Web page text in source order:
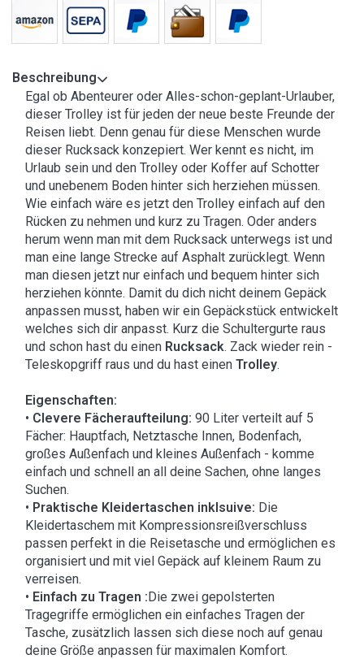
Beschreibung
Egal ob Abenteurer oder Alles-schon-geplant-Urlauber,
dieser Trolley ist für jeden der neue beste Freunde der
Reisen liebt. Denn genau für diese Menschen wurde
dieser Rucksack konzepiert. Wer kennt es nicht, im
Urlaub sein und den Trolley oder Koffer auf Schotter
und unebenem Boden hinter sich herziehen müssen.
Wie einfach wäre es jetzt den Trolley einfach auf den
Rücken zu nehmen und kurz zu Tragen. Oder anders
herum wenn man mit dem Rucksack unterwegs ist und
man eine lange Strecke auf Asphalt zurücklegt. Wenn
man diesen jetzt nur einfach und bequem hinter sich
herziehen könnte. Damit du dich nicht deinem Gepäck
anpassen musst, haben wir ein Gepäckstück entwickelt
welches sich dir anpasst. Kurz die Schultergurte raus
und schon hast du einen Rucksack. Zack wieder rein -
Teleskopgriff raus und du hast einen Trolley.
Eigenschaften:
• Clevere Fächeraufteilung: 90 Liter verteilt auf 5
Fächer: Hauptfach, Netztasche Innen, Bodenfach,
großes Außenfach und kleines Außenfach - komme
einfach und schnell an all deine Sachen, ohne langes
Suchen.
• Praktische Kleidertaschen inklsuive: Die
Kleidertaschem mit Kompressionsreißverschluss
passen perfekt in die Reisetasche und ermöglichen es
organisiert und mit viel Gepäck auf kleinem Raum zu
verreisen.
• Einfach zu Tragen :Die zwei gepolsterten
Tragegriffe ermöglichen ein einfaches Tragen der
Tasche, zusätzlich lassen sich diese noch auf genau
deine Größe anpassen für maximalen Komfort.